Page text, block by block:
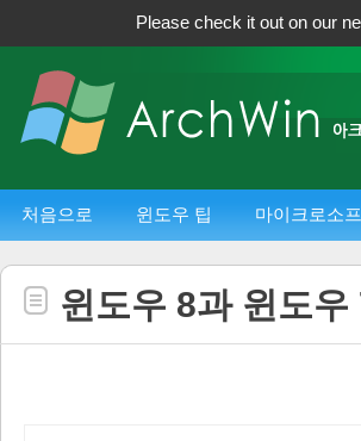
Please check it out on our
처음으로 윈도우 팁 마이크로소
윈도우 8과 윈도